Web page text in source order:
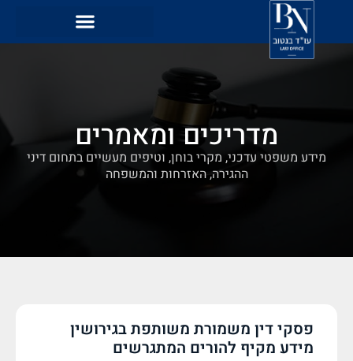
מדריכים ומאמרים
מידע משפטי עדכני, מקרי בוחן, וטיפים מעשיים בתחום דיני
ההגירה, האזרחות והמשפחה
פסקי דין משמורת משותפת בגירושין
מידע מקיף להורים המתגרשים